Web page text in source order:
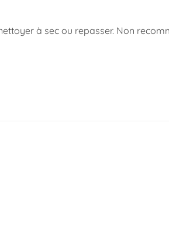
à sec ou repasser. Non